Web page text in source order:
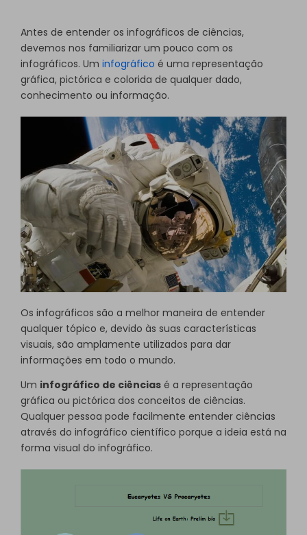
Antes de entender os infográficos de ciências,
devemos nos familiarizar um pouco com os
infográficos. Um infográfico é uma representação
gráfica, pictórica e colorida de qualquer dado,
conhecimento ou informação.
Os infográficos são a melhor maneira de entender
qualquer tópico e, devido às suas características
visuais, são amplamente utilizados para dar
informações em todo o mundo.
Um infográfico de ciências é a representação
gráfica ou pictórica dos conceitos de ciências.
Qualquer pessoa pode facilmente entender ciências
através do infográfico científico porque a ideia está na
forma visual do infográfico.